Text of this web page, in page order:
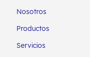
Nosotros
Productos
Servicios